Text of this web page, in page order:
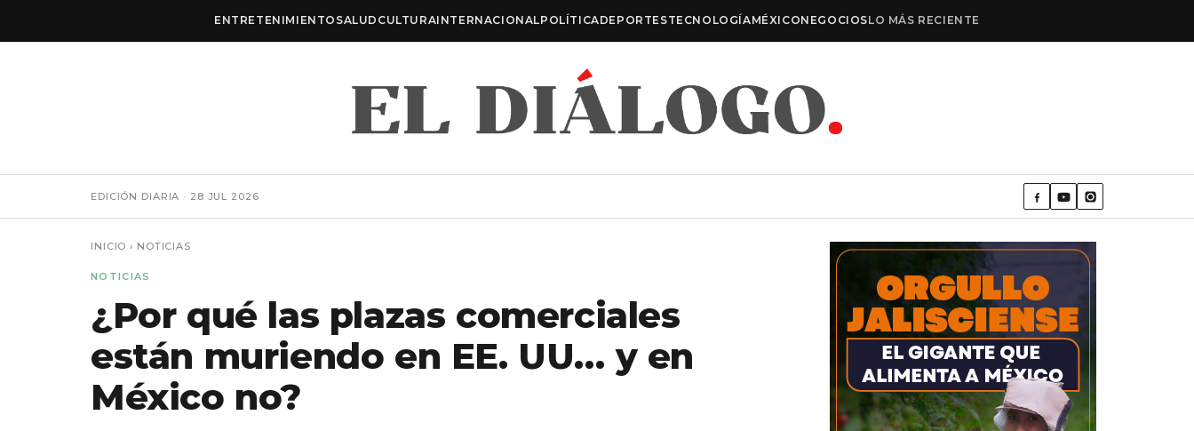
ENTRETENIMIENTO SALUD CULTURAINTERNACIONALPOLÍTICADEPORTESTECNOLOGÍAMÉXICONEGOCIOSLO MÁS RECIENTE
EDICIÓN DIARIA · 28 JUL 2026
INICIO › NOTICIAS
NOTICIAS
¿Por qué las plazas comerciales
están muriendo en EE. UU… y en
México no?